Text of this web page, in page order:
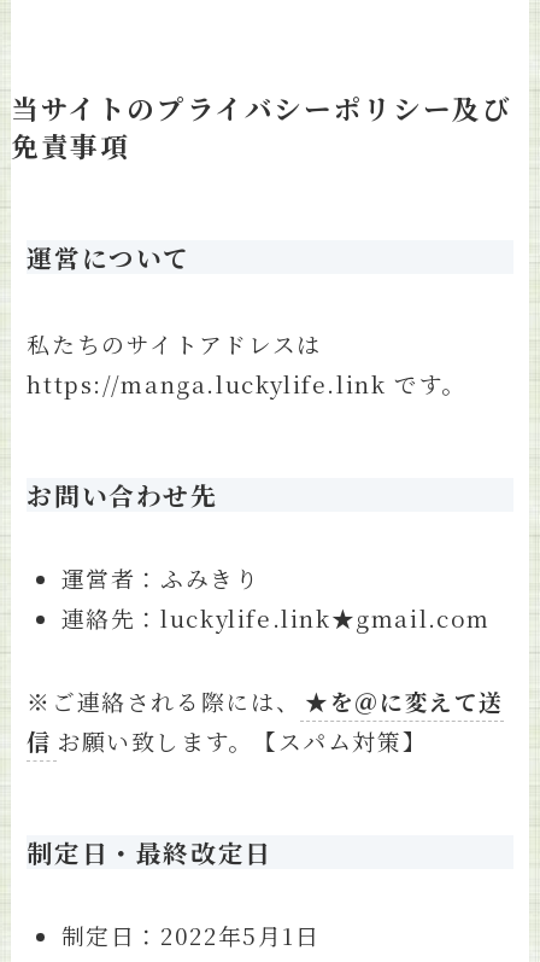
当サイトのプライバシーポリシー及び
免責事項
運営について
私たちのサイトアドレスは
https://manga.luckylife.link です。
お問い合わせ先
運営者：ふみきり
連絡先：luckylife.link★gmail.com
※ご連絡される際には、
★を＠に変えて送
信 お願い致します。【スパム対策】
制定日・最終改定日
制定日：2022年5月1日